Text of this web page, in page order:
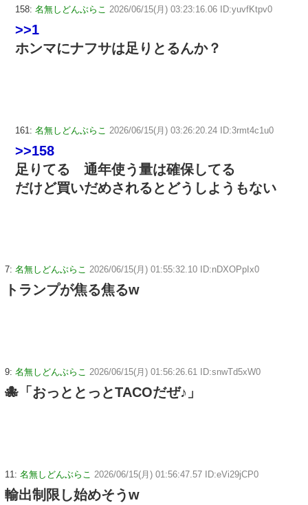
158: 名無しどんぶらこ 2026/06/15(月) 03:23:16.06 ID:yuvfKtpv0
>>1
ホンマにナフサは足りとるんか？
161: 名無しどんぶらこ 2026/06/15(月) 03:26:20.24 ID:3rmt4c1u0
>>158
足りてる 通年使う量は確保してる
だけど買いだめされるとどうしようもない
7: 名無しどんぶらこ 2026/06/15(月) 01:55:32.10 ID:nDXOPpIx0
トランプが焦る焦るw
9: 名無しどんぶらこ 2026/06/15(月) 01:56:26.61 ID:snwTd5xW0
🐙「おっととっとTACOだぜ♪」
11: 名無しどんぶらこ 2026/06/15(月) 01:56:47.57 ID:eVi29jCP0
輸出制限し始めそうw